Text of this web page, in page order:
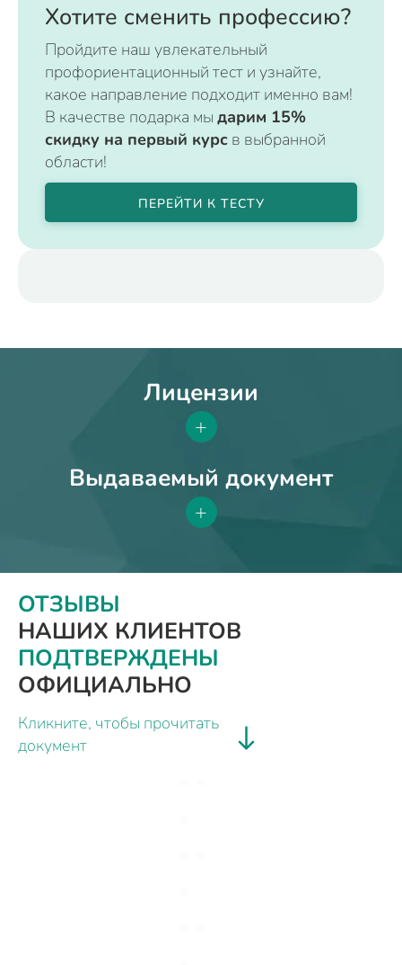
Хотите сменить профессию?
Пройдите наш увлекательный
профориентационный тест и узнайте,
какое направление подходит именно вам!
В качестве подарка мы дарим 15%
скидку на первый курс в выбранной
области!
ПЕРЕЙТИ К ТЕСТУ
Лицензии
+
Выдаваемый документ
+
ОТЗЫВЫ
НАШИХ КЛИЕНТОВ
ПОДТВЕРЖДЕНЫ
ОФИЦИАЛЬНО
Кликните, чтобы прочитать
документ